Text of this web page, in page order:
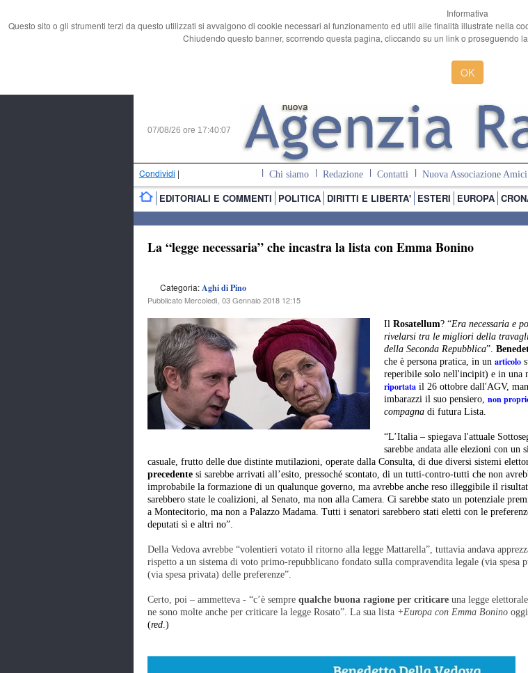
Informativa
Questo sito o gli strumenti terzi da questo utilizzati si avvalgono di cookie necessari al funzionamento ed utili alle finalità illustrate nella
Chiudendo questo banner, scorrendo questa pagina, cliccando su un link o proseguendo
OK
07/08/26 ore 17:40:08
Condividi | Chi siamo Redazione Contatti Nuova Associazione
EDITORIALI E COMMENTI POLITICA DIRITTI E LIBERTA' ESTERI EUROPA
La “legge necessaria” che incastra la lista con Emma Bonino
Categoria:Aghi di Pino
Pubblicato Mercoledì, 03 Gennaio 2018 12:15
Il Rosatellum? “Era necessaria e
rivelarsi tra le migliori della
della Seconda Repubblica”.
che è persona pratica, in un articolo
reperibile solo nell'incipit) e in una
riportata il 26 ottobre dall'AGV,
imbarazzi il suo pensiero, non
compagna di futura Lista.
“L’Italia – spiegava l'attuale
sarebbe andata alle elezioni con un
casuale, frutto delle due distinte mutilazioni, operate dalla Consulta, di due diversi sistemi
precedente si sarebbe arrivati all’esito, pressoché scontato, di un tutti-contro-tutti che non
improbabile la formazione di un qualunque governo, ma avrebbe anche reso illeggibile il
sarebbero state le coalizioni, al Senato, ma non alla Camera. Ci sarebbe stato un potenziale
a Montecitorio, ma non a Palazzo Madama. Tutti i senatori sarebbero stati eletti con le
deputati sì e altri no”.
Della Vedova avrebbe “volentieri votato il ritorno alla legge Mattarella”, tuttavia andava
rispetto a un sistema di voto primo-repubblicano fondato sulla compravendita legale (via spesa
(via spesa privata) delle preferenze”.
Certo, poi – ammetteva - “c’è sempre qualche buona ragione per criticare una legge
ne sono molte anche per criticare la legge Rosato”. La sua lista +Europa con Emma Bonino
(red.)